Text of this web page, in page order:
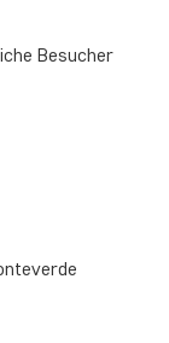
Besucher